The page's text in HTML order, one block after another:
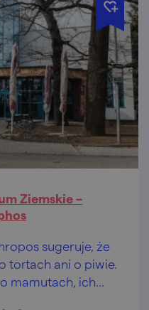
Ziemskie –
sugeruje, że
tortach ani o piwie.
mamutach, ich